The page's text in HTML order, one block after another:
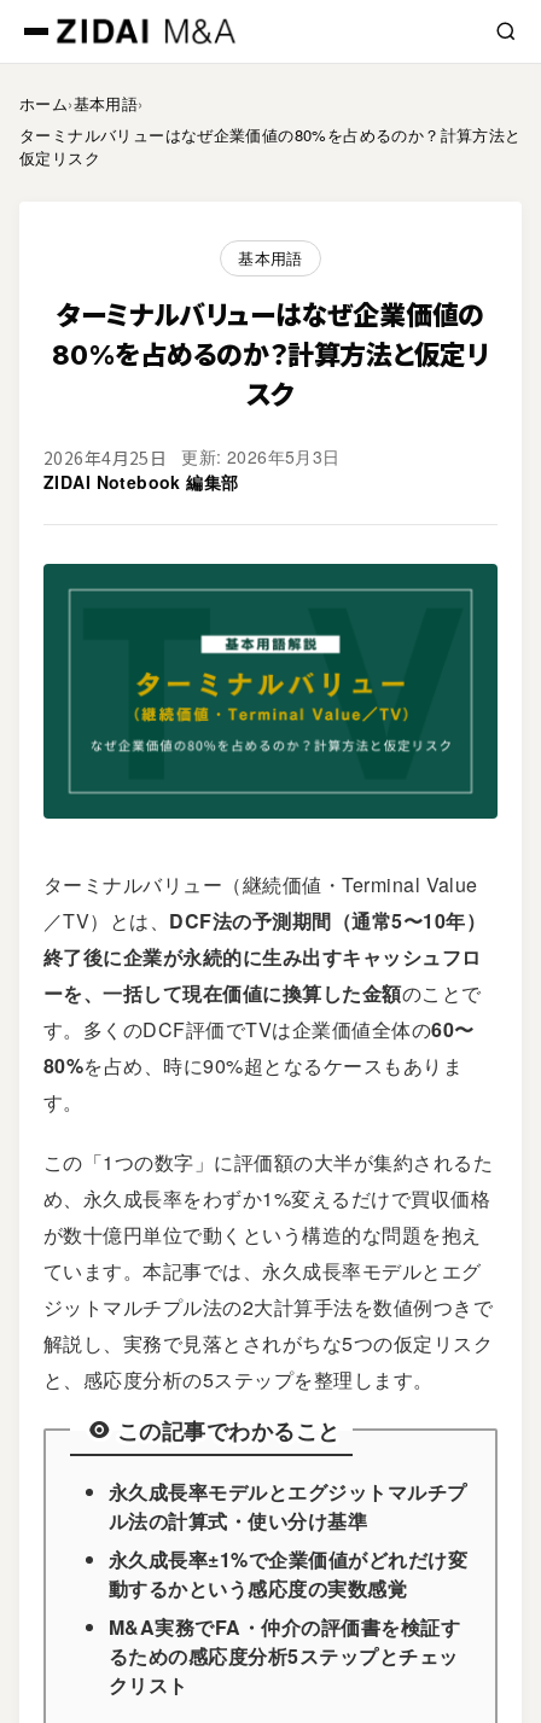
ホーム›基本用語›
ターミナルバリューはなぜ企業価値の80%を占めるのか？計算方法と
仮定リスク
基本用語
ターミナルバリューはなぜ企業価値の
80%を占めるのか？計算方法と仮定リ
スク
2026年4月25日
更新: 2026年5月3日
ZIDAI Notebook 編集部
ターミナルバリュー（継続価値・Terminal Value
／TV）とは、 DCF法の予測期間（通常5〜10年）
終了後に企業が永続的に生み出すキャッシュフロ
ーを、一括して現在価値に換算した金額のことで
す。多くのDCF評価でTVは企業価値全体の60〜
80%を占め、時に90%超となるケースもありま
す。
この「1つの数字」に評価額の大半が集約されるた
め、永久成長率をわずか1%変えるだけで買収価格
が数十億円単位で動くという構造的な問題を抱え
ています。本記事では、永久成長率モデルとエグ
ジットマルチプル法の2大計算手法を数値例つきで
解説し、実務で見落とされがちな5つの仮定リスク
と、感応度分析の5ステップを整理します。
この記事でわかること
永久成長率モデルとエグジットマルチプ
ル法の計算式・使い分け基準
永久成長率±1%で企業価値がどれだけ変
動するかという感応度の実数感覚
M&A実務でFA・仲介の評価書を検証す
るための感応度分析5ステップとチェッ
クリスト